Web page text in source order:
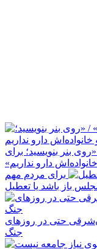
بنر بنویسید؛ برای
دارو نداریم»
برای مردم مهم
باز باشد یا تعطیل
حتی در روزهای
جنگ